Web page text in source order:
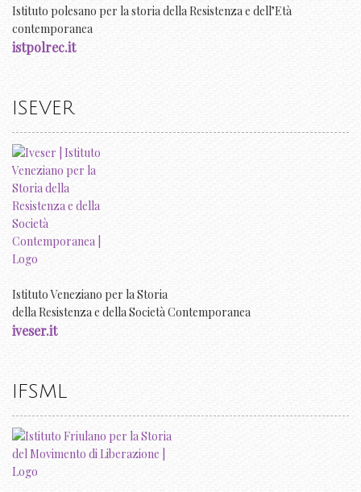
Istituto polesano per la storia della Resistenza e dell’Età
contemporanea
istpolrec.it
ISEVER
Istituto Veneziano per la Storia
della Resistenza e della Società Contemporanea
iveser.it
IFSML